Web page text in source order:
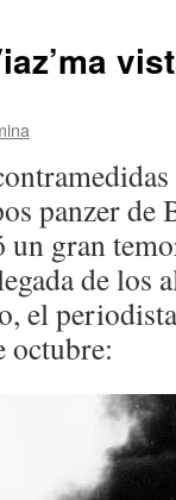
panzer de
gran
de los
el
octubre: